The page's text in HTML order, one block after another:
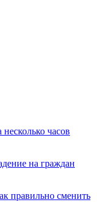
часов
на граждан
правильно сменить